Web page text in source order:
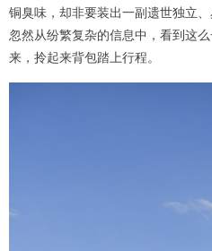
铜臭味，却非要装出一副遗世独立
忽然从纷繁复杂的信息中，看到这
来，拎起来背包踏上行程。